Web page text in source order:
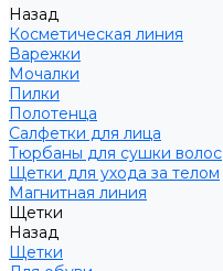
Назад
Косметическая линия
Варежки
Мочалки
Пилки
Полотенца
Салфетки для лица
Тюрбаны для сушки волос
Щетки для ухода за телом
Магнитная линия
Щетки
Назад
Щетки